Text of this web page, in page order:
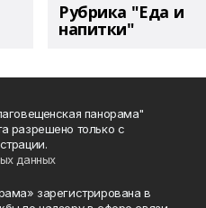
Рубрика "Еда и
напитки"
панорама"
разрешено только с
данных
зарегистрирована в